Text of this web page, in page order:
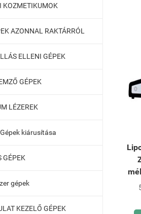
KOZMETIKUMOK
AZONNAL RAKTÁRRÓL
ELLENI GÉPEK
GÉPEK
LÉZEREK
kiárusítása
GÉPEK
gépek
KEZELŐ GÉPEK